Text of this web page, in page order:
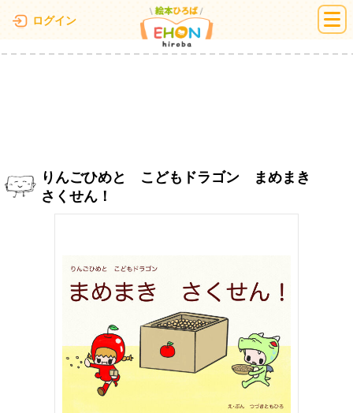
ログイン 絵本ひろば
りんごひめと こどもドラゴン まめまき
さくせん！